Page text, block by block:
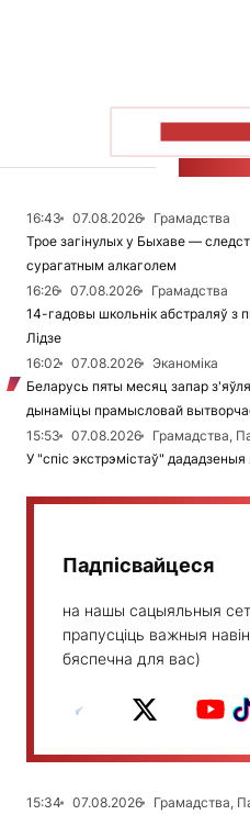
16:43 07.08.2026
Грамадства
Трое загінулых у Быхаве —
сурагатным алкаголем
16:26
07.08.2026
Грамадства
14-гадовы школьнік абстраляў з
Лідзе
16:02
07.08.2026
Эканоміка
Беларусь пяты месяц запар
дынаміцы прамысловай
15:53
07.08.2026
Грамадства,
У "спіс экстрэмістаў"
Падпісвайцеся
на нашы сацыяльныя
прапусціць важныя
бяспечна для вас)
15:34 07.08.2026
Грамадства,